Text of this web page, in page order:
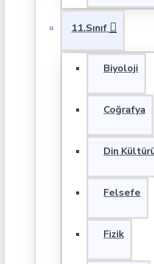
11.Sınıf
Biyoloji
Coğrafya
Din
Felsefe
Fizik